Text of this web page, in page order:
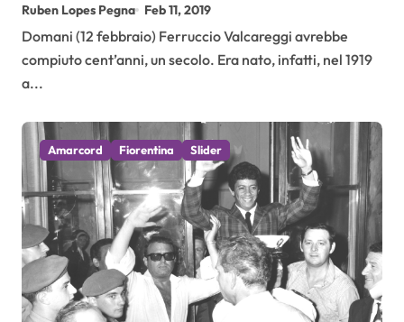
Ruben Lopes Pegna Feb 11, 2019
Domani (12 febbraio) Ferruccio Valcareggi avrebbe
compiuto cent’anni, un secolo. Era nato, infatti, nel 1919
a...
Amarcord Fiorentina Slider